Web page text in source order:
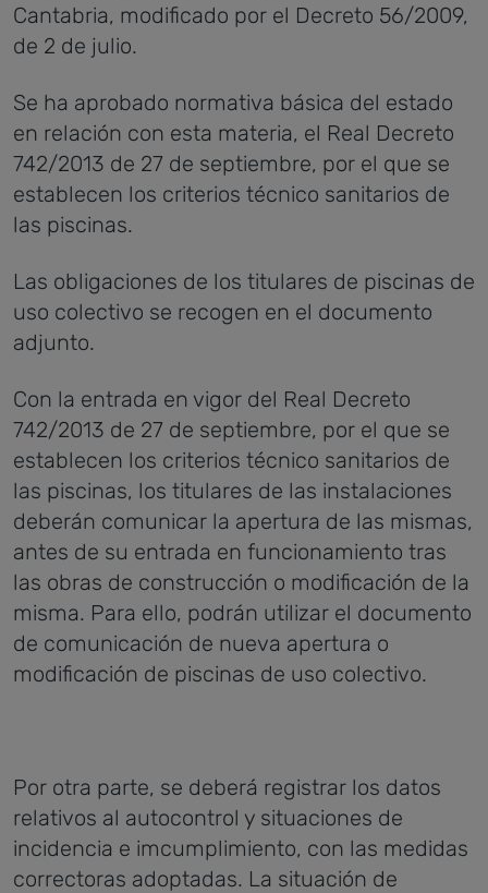
Cantabria, modificado por el Decreto 56/2009,
de 2 de julio.
Se ha aprobado normativa básica del estado
en relación con esta materia, el Real Decreto
742/2013 de 27 de septiembre, por el que se
establecen los criterios técnico sanitarios de
las piscinas.
Las obligaciones de los titulares de piscinas de
uso colectivo se recogen en el documento
adjunto.
Con la entrada en vigor del Real Decreto
742/2013 de 27 de septiembre, por el que se
establecen los criterios técnico sanitarios de
las piscinas, los titulares de las instalaciones
deberán comunicar la apertura de las mismas,
antes de su entrada en funcionamiento tras
las obras de construcción o modificación de la
misma. Para ello, podrán utilizar el documento
de comunicación de nueva apertura o
modificación de piscinas de uso colectivo.
Por otra parte, se deberá registrar los datos
relativos al autocontrol y situaciones de
incidencia e imcumplimiento, con las medidas
correctoras adoptadas. La situación de